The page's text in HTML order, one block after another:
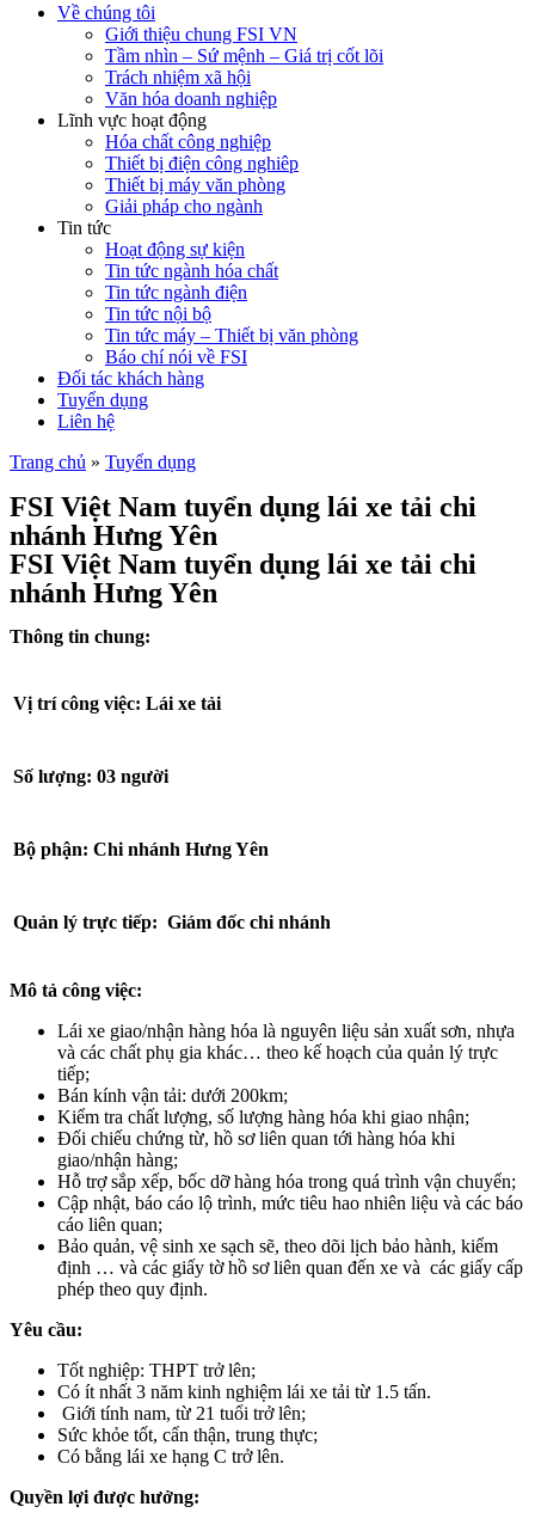
Về chúng tôi
Giới thiệu chung FSI VN
Tầm nhìn – Sứ mệnh – Giá trị cốt lõi
Trách nhiệm xã hội
Văn hóa doanh nghiệp
Lĩnh vực hoạt động
Hóa chất công nghiệp
Thiết bị điện công nghiêp
Thiết bị máy văn phòng
Giải pháp cho ngành
Tin tức
Hoạt động sự kiện
Tin tức ngành hóa chất
Tin tức ngành điện
Tin tức nội bộ
Tin tức máy – Thiết bị văn phòng
Báo chí nói về FSI
Đối tác khách hàng
Tuyển dụng
Liên hệ
Trang chủ » Tuyển dụng
FSI Việt Nam tuyển dụng lái xe tải chi
nhánh Hưng Yên
FSI Việt Nam tuyển dụng lái xe tải chi
nhánh Hưng Yên
Thông tin chung:
Vị trí công việc: Lái xe tải
Số lượng: 03 người
Bộ phận: Chi nhánh Hưng Yên
Quản lý trực tiếp: Giám đốc chi nhánh
Mô tả công việc:
Lái xe giao/nhận hàng hóa là nguyên liệu sản xuất sơn, nhựa
và các chất phụ gia khác… theo kế hoạch của quản lý trực
tiếp;
Bán kính vận tải: dưới 200km;
Kiểm tra chất lượng, số lượng hàng hóa khi giao nhận;
Đối chiếu chứng từ, hồ sơ liên quan tới hàng hóa khi
giao/nhận hàng;
Hỗ trợ sắp xếp, bốc dỡ hàng hóa trong quá trình vận chuyển;
Cập nhật, báo cáo lộ trình, mức tiêu hao nhiên liệu và các báo
cáo liên quan;
Bảo quản, vệ sinh xe sạch sẽ, theo dõi lịch bảo hành, kiểm
định … và các giấy tờ hồ sơ liên quan đến xe và các giấy cấp
phép theo quy định.
Yêu cầu:
Tốt nghiệp: THPT trở lên;
Có ít nhất 3 năm kinh nghiệm lái xe tải từ 1.5 tấn.
Giới tính nam, từ 21 tuổi trở lên;
Sức khỏe tốt, cẩn thận, trung thực;
Có bằng lái xe hạng C trở lên.
Quyền lợi được hưởng: